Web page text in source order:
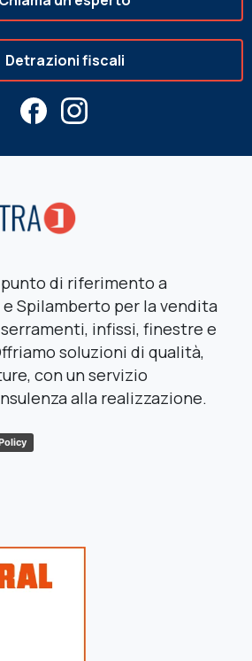
Detrazioni fiscali
di riferimento a
e Spilamberto per la vendita
infissi, finestre e
soluzioni di qualità,
con un servizio
alla realizzazione.